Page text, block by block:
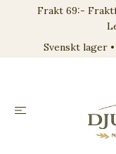
Frakt 69:-
Svenskt lager